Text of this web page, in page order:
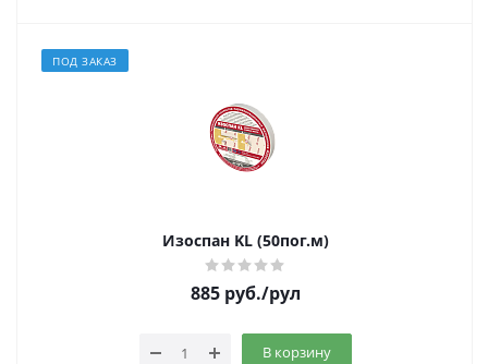
ПОД ЗАКАЗ
Изоспан KL (50пог.м)
885руб./рул
В корзину